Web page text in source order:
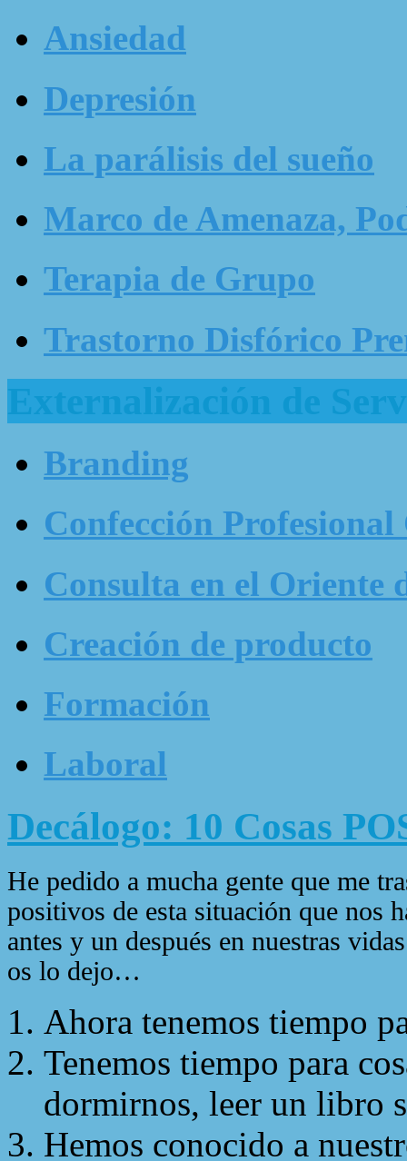
Ansiedad
Depresión
La parálisis del sueño
Marco de Amenaza,
Terapia de Grupo
Trastorno Disfórico
Externalización de
Branding
Confección Profesional
Consulta en el Oriente
Creación de producto
Formación
Laboral
Decálogo: 10 Cosas
He pedido a mucha gente que me
positivos de esta situación que nos
antes y un después en nuestras
os lo dejo…
Ahora tenemos tiempo
Tenemos tiempo para
dormirnos, leer un libro
Hemos conocido a